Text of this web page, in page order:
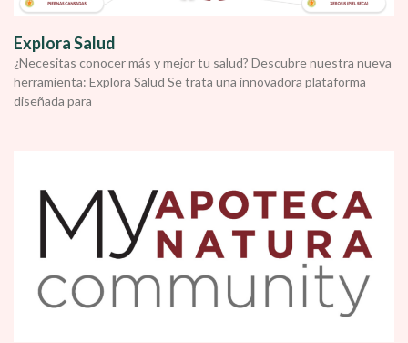
Explora Salud
¿Necesitas conocer más y mejor tu salud? Descubre nuestra nueva
herramienta: Explora Salud Se trata una innovadora plataforma
diseñada para